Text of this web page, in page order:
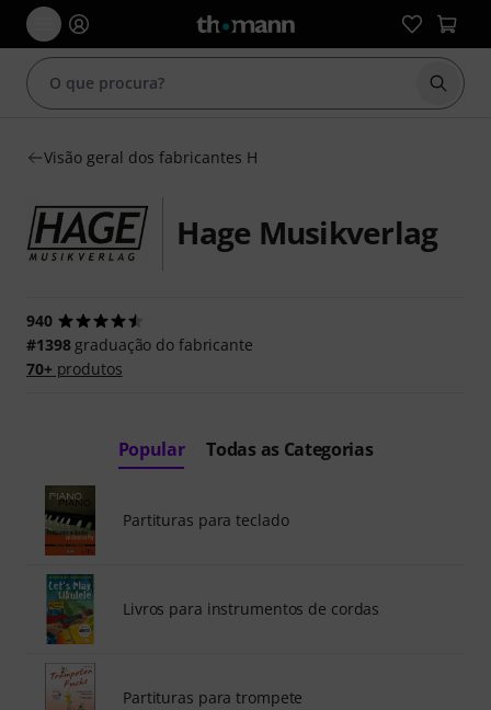
Iniciar
Visão geral dos fabricantes H
Hage Musikverlag
940
#1398graduação do fabricante
70+produtos
Popular Todas as Categorias
Partituras para teclado
Livros para instrumentos de cordas
Partituras para trompete